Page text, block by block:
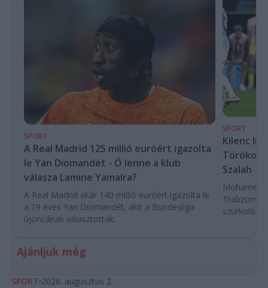
SPORT
A Real Madrid 125 millió euróért igazolta
le Yan Diomandét - Ő lenne a klub
válasza Lamine Yamalra?
A Real Madrid akár 140 millió euróért igazolta le
a 19 éves Yan Diomandét, akit a Bundesliga
újoncának választottak.
SPORT
Kilenc
Szalah
Mohamed
szurkoló
Ajánljuk még
SPORT 2026. augusztus 2.